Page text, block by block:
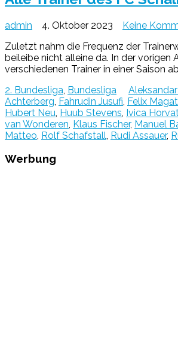
admin 4. Oktober 2023 Keine
Zuletzt nahm die Frequenz der
beileibe nicht alleine da. In der vorigen
verschiedenen Trainer in einer Saison
2. Bundesliga Bundesliga
Achterberg Fahrudin Jusufi Felix
Hubert Neu Huub Stevens Ivica
van Wonderen Klaus Fischer, Manuel
Matteo Rolf Schafstall Rudi Assauer,
Werbung